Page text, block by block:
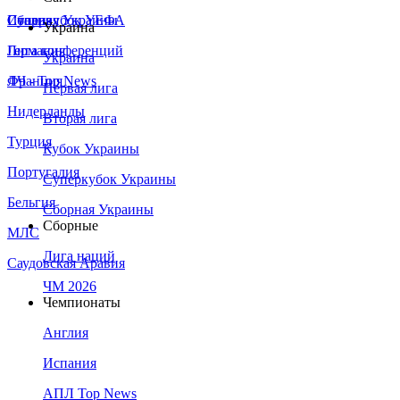
Сборная Украины
Италия
Германия
Франция
Нидерланды
Турция
Португалия
Бельгия
МЛС
Саудовская Аравия
Суперкубок УЕФА
Лига конференций
ЛЧ - Top News
Украина
Украина
Первая лига
Вторая лига
Кубок Украины
Суперкубок Украины
Сборная Украины
Сборные
Лига наций
ЧМ 2026
Чемпионаты
Англия
Испания
АПЛ Top News